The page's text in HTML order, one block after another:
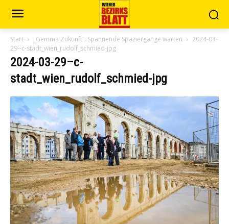
Start „Gemma Zukunft“: Spannende Spaziergänge warten
2024-03-
29--c-stadt_wien_rudolf_schmied-jpg
2024-03-29–c-
stadt_wien_rudolf_schmied-jpg